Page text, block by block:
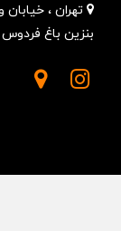
تهران ،
بنزین باغ فردوس ،